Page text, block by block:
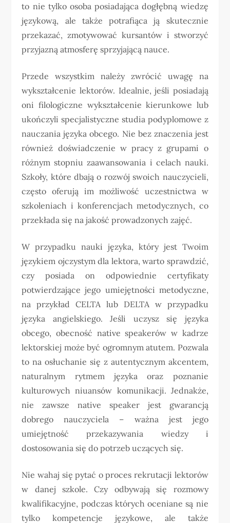
to nie tylko osoba posiadająca dogłębną wiedzę
językową, ale także potrafiąca ją skutecznie
przekazać, zmotywować kursantów i stworzyć
przyjazną atmosferę sprzyjającą nauce.
Przede wszystkim należy zwrócić uwagę na
wykształcenie lektorów. Idealnie, jeśli posiadają
oni filologiczne wykształcenie kierunkowe lub
ukończyli specjalistyczne studia podyplomowe z
nauczania języka obcego. Nie bez znaczenia jest
również doświadczenie w pracy z grupami o
różnym stopniu zaawansowania i celach nauki.
Szkoły, które dbają o rozwój swoich nauczycieli,
często oferują im możliwość uczestnictwa w
szkoleniach i konferencjach metodycznych, co
przekłada się na jakość prowadzonych zajęć.
W przypadku nauki języka, który jest Twoim
językiem ojczystym dla lektora, warto sprawdzić,
czy posiada on odpowiednie certyfikaty
potwierdzające jego umiejętności metodyczne,
na przykład CELTA lub DELTA w przypadku
języka angielskiego. Jeśli uczysz się języka
obcego, obecność native speakerów w kadrze
lektorskiej może być ogromnym atutem. Pozwala
to na osłuchanie się z autentycznym akcentem,
naturalnym rytmem języka oraz poznanie
kulturowych niuansów komunikacji. Jednakże,
nie zawsze native speaker jest gwarancją
dobrego nauczyciela – ważna jest jego
umiejętność przekazywania wiedzy i
dostosowania się do potrzeb uczących się.
Nie wahaj się pytać o proces rekrutacji lektorów
w danej szkole. Czy odbywają się rozmowy
kwalifikacyjne, podczas których oceniane są nie
tylko kompetencje językowe, ale także